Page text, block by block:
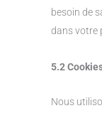
besoin de
dans votre
5.2
Nous